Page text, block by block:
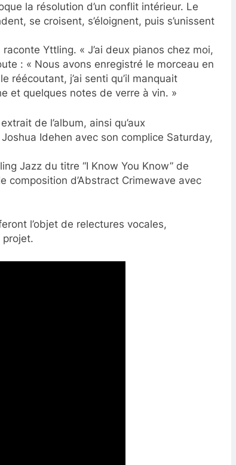
la résolution d’un conflit intérieur. Le
se croisent, s’éloignent, puis s’unissent
Yttling. « J’ai deux pianos chez moi,
: « Nous avons enregistré le morceau en
réécoutant, j’ai senti qu’il manquait
et quelques notes de verre à vin. »
de l’album, ainsi qu’aux
Idehen avec son complice Saturday,
Jazz du titre “I Know You Know” de
composition d’Abstract Crimewave avec
l’objet de relectures vocales,
projet.